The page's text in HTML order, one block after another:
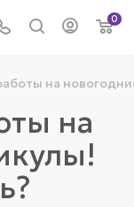
0
на
на